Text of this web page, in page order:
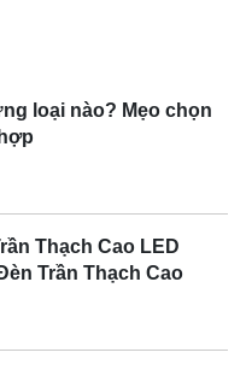
loại nào? Mẹo chọn
Thạch Cao LED
Trần Thạch Cao